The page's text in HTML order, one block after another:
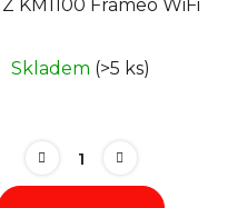
KM1100 Frameo WiFi
Skladem (>5 ks)